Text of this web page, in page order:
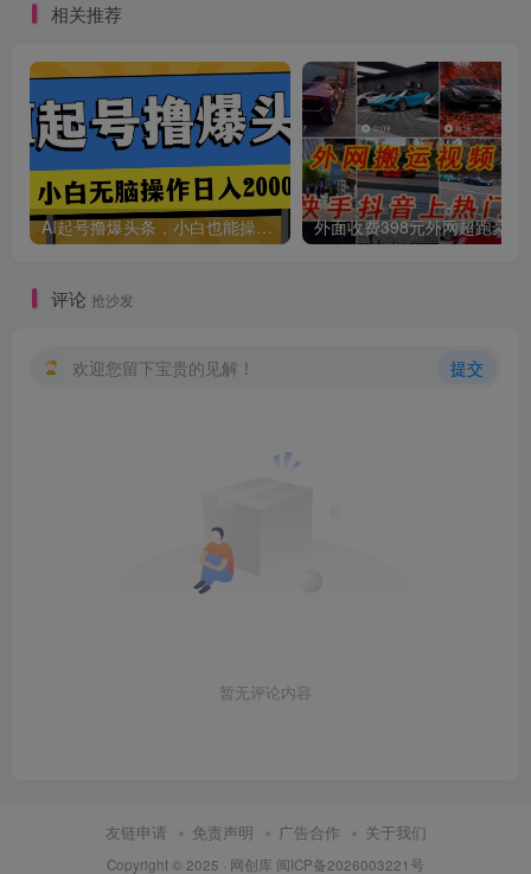
相关推荐
AI起号撸爆头条，小白也能操作，日入2000+
评论 抢沙发
欢迎您留下宝贵的见解！ 提交
暂无评论内容
友链申请 免责声明 广告合作 关于我们
Copyright © 2025 · 网创库 闽ICP备2026003221号